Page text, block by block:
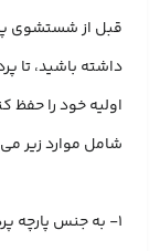
قبل از شستشوی
داشته باشید، تا
اولیه خود را
شامل موارد زیر
۱- به جنس پارچه پرده دقت کنید